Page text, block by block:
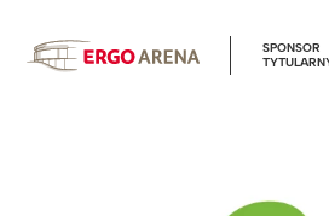
SPONSOR